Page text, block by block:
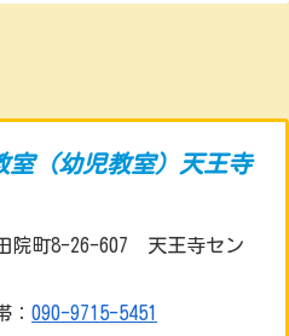
室（幼児教室）天王寺
院町8-26-607 天王寺セン
： 090-9715-5451